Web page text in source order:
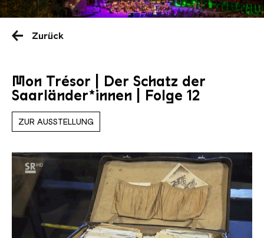
Zurück
Mon Trésor | Der Schatz der
Saarländer*innen | Folge 12
ZUR AUSSTELLUNG